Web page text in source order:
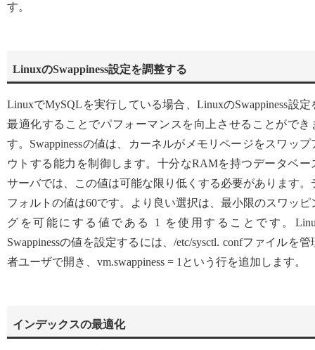
す。
LinuxのSwappiness設定を調整する
LinuxでMySQLを実行している場合、LinuxのSwappiness設定
最適化することでパフォーマンスを向上させることができ
す。Swappinessの値は、カーネルがメモリページをスワップ
ウトする能力を制御します。十分なRAMを持つデータベー
サーバでは、この値は可能な限り低くする必要があります。
フォルトの値は60です。より良い選択は、最小限のスワッピ
グを可能にする値である 1 を使用することです。
Swappinessの値を設定するには、/etc/sysctl. confファイルを管
者ユーザで開き、vm.swappiness = 1という行を追加します。
インデックスの最適化